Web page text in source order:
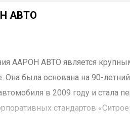
комиссионная торговля.
дополнительных функций ГК «
кредитов.
АВТО
ААРОН АВТО является
Она была основана на 90-
в 2009 году и стала
стандартов